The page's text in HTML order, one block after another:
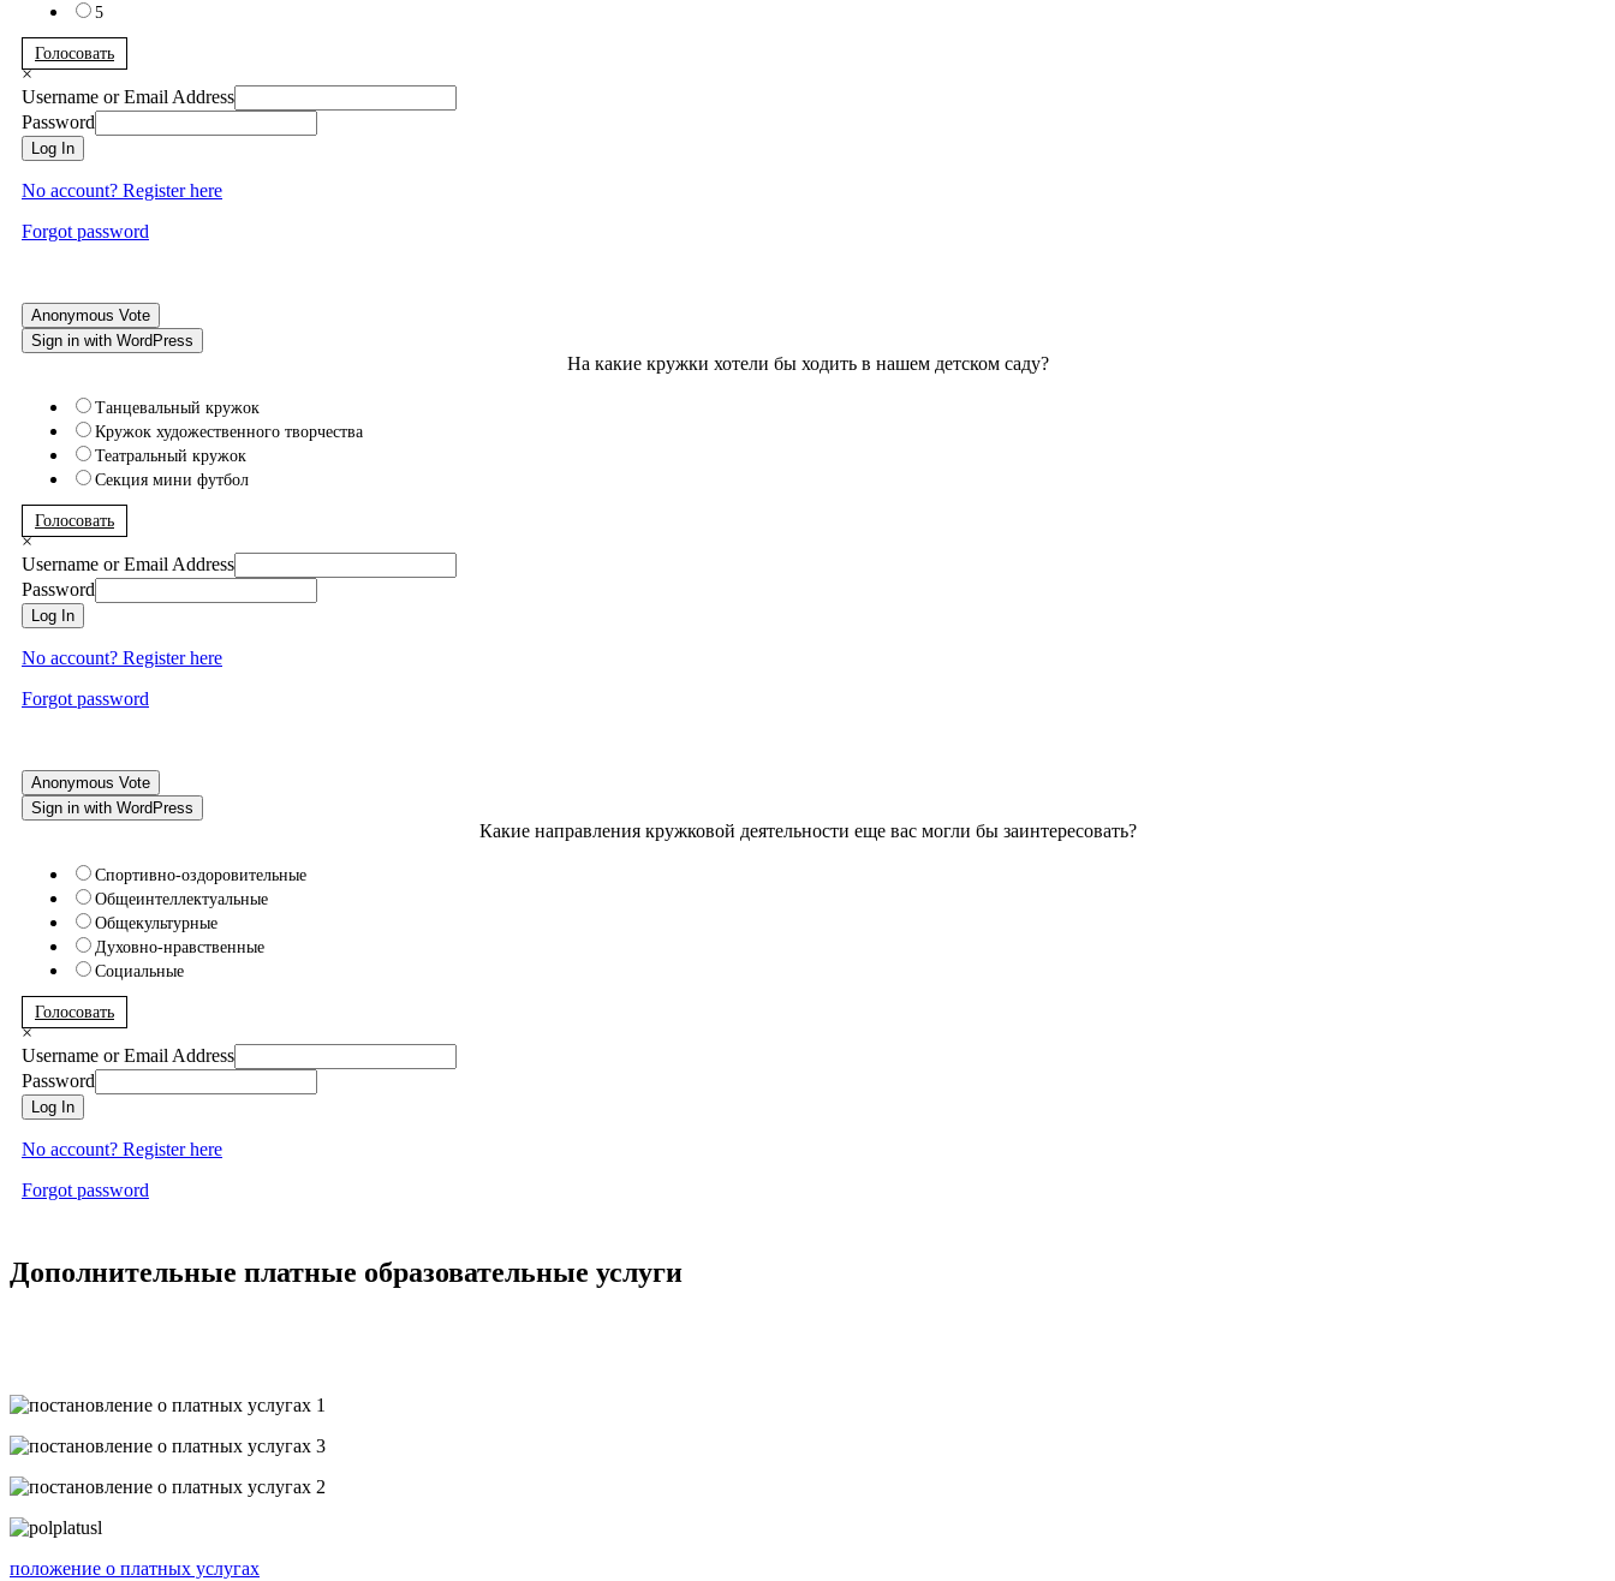
5
Голосовать
×
Username or Email Address
Password
Log In
No account? Register here
Forgot password
Anonymous Vote
Sign in with WordPress
На какие кружки хотели бы ходить в нашем детском саду?
Танцевальный кружок
Кружок художественного творчества
Театральный кружок
Секция мини футбол
Голосовать
×
Username or Email Address
Password
Log In
No account? Register here
Forgot password
Anonymous Vote
Sign in with WordPress
Какие направления кружковой деятельности еще вас могли бы заинтересовать?
Спортивно-оздоровительные
Общеинтеллектуальные
Общекультурные
Духовно-нравственные
Социальные
Голосовать
×
Username or Email Address
Password
Log In
No account? Register here
Forgot password
Дополнительные платные образовательные услуги
положение о платных услугах